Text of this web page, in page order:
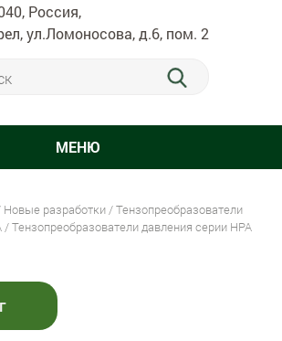
Россия,
ул.Ломоносова, д.6, пом. 2
МЕНЮ
Новые разработки/Тензопреобразователи
/ Тензопреобразователи давления серии НРА